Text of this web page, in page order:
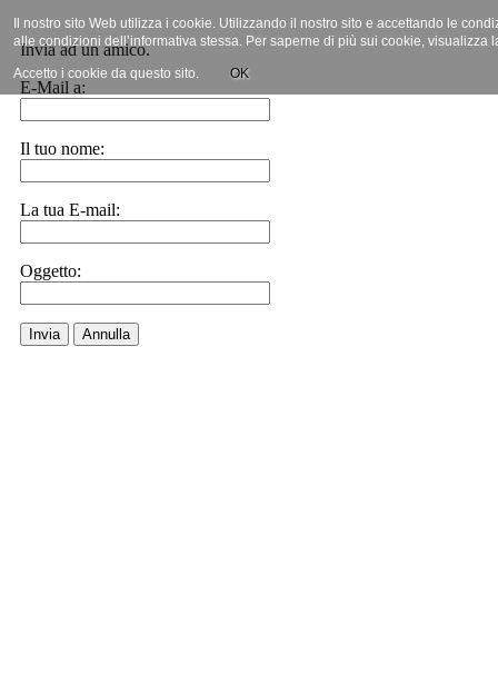
Invia ad un amico.
E-Mail a:
Il tuo nome:
La tua E-mail:
Oggetto:
Invia Annulla
Il nostro sito Web utilizza i cookie. Utilizzando il nostro sito e accettando le
alle condizioni dell’informativa stessa. Per saperne di più sui cookie, visualizza
Accetto i cookie da questo sito. OK